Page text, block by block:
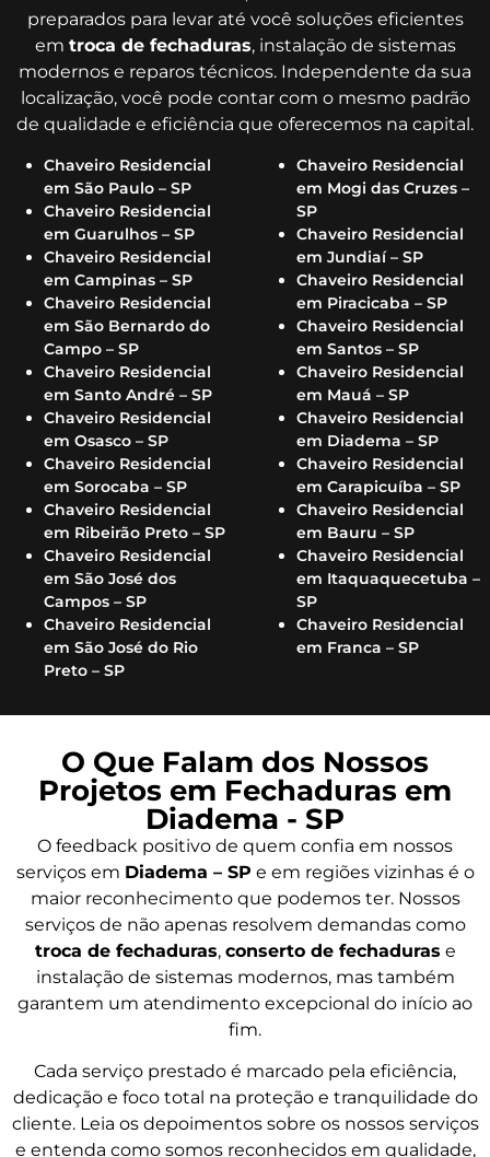
preparados para levar até você soluções eficientes
em troca de fechaduras, instalação de sistemas
modernos e reparos técnicos. Independente da sua
localização, você pode contar com o mesmo padrão
de qualidade e eficiência que oferecemos na capital.
Chaveiro Residencial
em São Paulo – SP
Chaveiro Residencial
em Guarulhos – SP
Chaveiro Residencial
em Campinas – SP
Chaveiro Residencial
em São Bernardo do
Campo – SP
Chaveiro Residencial
em Santo André – SP
Chaveiro Residencial
em Osasco – SP
Chaveiro Residencial
em Sorocaba – SP
Chaveiro Residencial
em Ribeirão Preto – SP
Chaveiro Residencial
em São José dos
Campos – SP
Chaveiro Residencial
em São José do Rio
Preto – SP
Chaveiro Residencial
em Mogi das Cruzes –
SP
Chaveiro Residencial
em Jundiaí – SP
Chaveiro Residencial
em Piracicaba – SP
Chaveiro Residencial
em Santos – SP
Chaveiro Residencial
em Mauá – SP
Chaveiro Residencial
em Diadema – SP
Chaveiro Residencial
em Carapicuíba – SP
Chaveiro Residencial
em Bauru – SP
Chaveiro Residencial
em Itaquaquecetuba –
SP
Chaveiro Residencial
em Franca – SP
O Que Falam dos Nossos
Projetos em Fechaduras em
Diadema - SP
O feedback positivo de quem confia em nossos
serviços em Diadema – SP e em regiões vizinhas é o
maior reconhecimento que podemos ter. Nossos
serviços de não apenas resolvem demandas como
troca de fechaduras, conserto de fechaduras e
instalação de sistemas modernos, mas também
garantem um atendimento excepcional do início ao
fim.
Cada serviço prestado é marcado pela eficiência,
dedicação e foco total na proteção e tranquilidade do
cliente. Leia os depoimentos sobre os nossos serviços
e entenda como somos reconhecidos em qualidade,